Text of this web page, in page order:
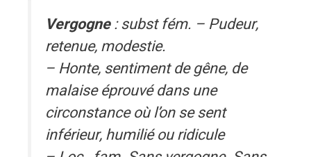
Vergogne: subst fém. – Pudeur,
retenue, modestie.
– Honte, sentiment de gêne, de
malaise éprouvé dans une
circonstance où l’on se sent
inférieur, humilié ou ridicule